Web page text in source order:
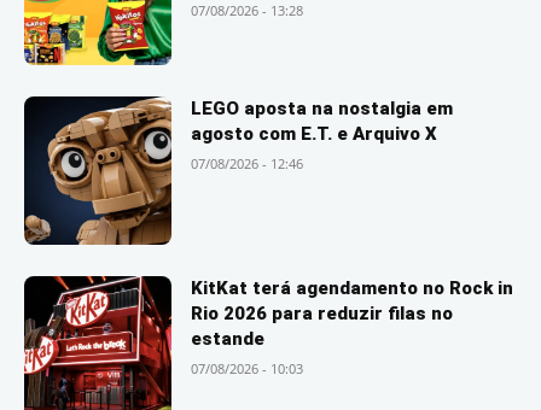
07/08/2026 - 13:28
LEGO aposta na nostalgia em
agosto com E.T. e Arquivo X
07/08/2026 - 12:46
KitKat terá agendamento no Rock in
Rio 2026 para reduzir filas no
estande
07/08/2026 - 10:03